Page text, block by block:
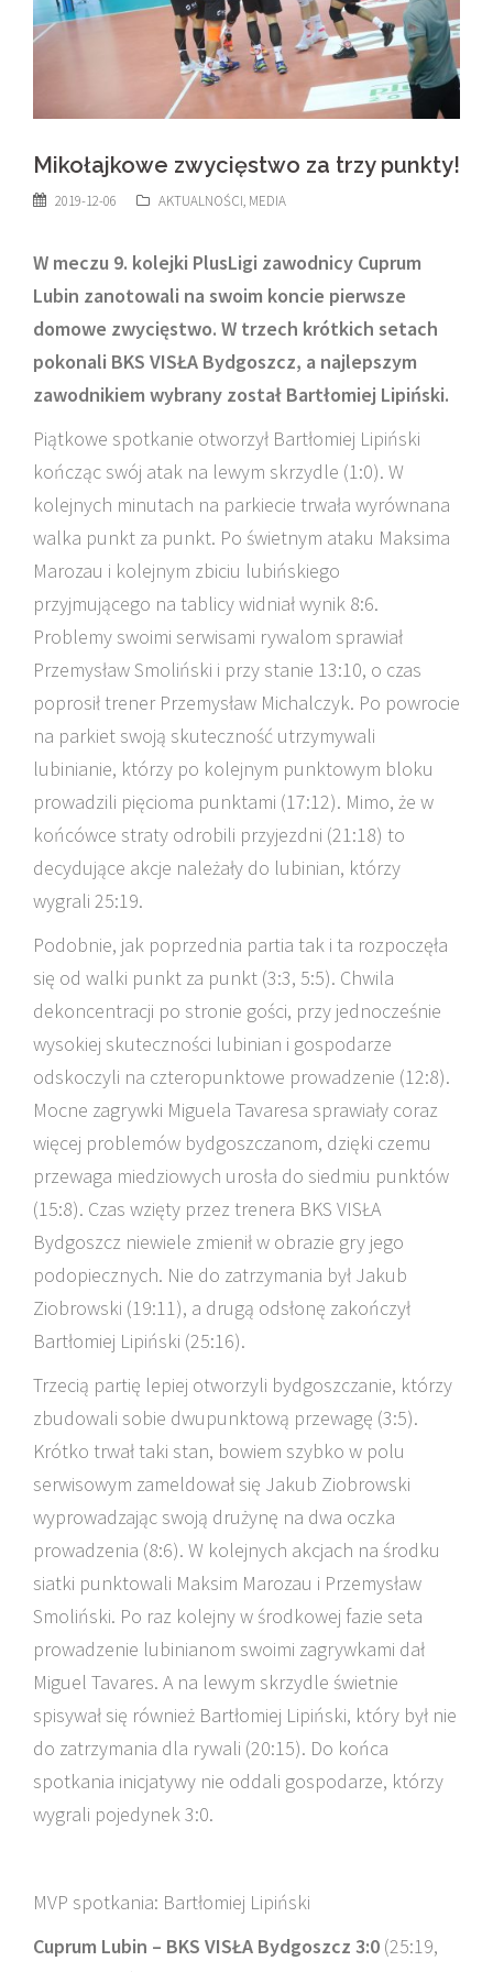
Mikołajkowe zwycięstwo za trzy punkty!
2019-12-06 AKTUALNOŚCI, MEDIA
W meczu 9. kolejki PlusLigi zawodnicy Cuprum
Lubin zanotowali na swoim koncie pierwsze
domowe zwycięstwo. W trzech krótkich setach
pokonali BKS VISŁA Bydgoszcz, a najlepszym
zawodnikiem wybrany został Bartłomiej Lipiński.
Piątkowe spotkanie otworzył Bartłomiej Lipiński
kończąc swój atak na lewym skrzydle (1:0). W
kolejnych minutach na parkiecie trwała wyrównana
walka punkt za punkt. Po świetnym ataku Maksima
Marozau i kolejnym zbiciu lubińskiego
przyjmującego na tablicy widniał wynik 8:6.
Problemy swoimi serwisami rywalom sprawiał
Przemysław Smoliński i przy stanie 13:10, o czas
poprosił trener Przemysław Michalczyk. Po powrocie
na parkiet swoją skuteczność utrzymywali
lubinianie, którzy po kolejnym punktowym bloku
prowadzili pięcioma punktami (17:12). Mimo, że w
końcówce straty odrobili przyjezdni (21:18) to
decydujące akcje należały do lubinian, którzy
wygrali 25:19.
Podobnie, jak poprzednia partia tak i ta rozpoczęła
się od walki punkt za punkt (3:3, 5:5). Chwila
dekoncentracji po stronie gości, przy jednocześnie
wysokiej skuteczności lubinian i gospodarze
odskoczyli na czteropunktowe prowadzenie (12:8).
Mocne zagrywki Miguela Tavaresa sprawiały coraz
więcej problemów bydgoszczanom, dzięki czemu
przewaga miedziowych urosła do siedmiu punktów
(15:8). Czas wzięty przez trenera BKS VISŁA
Bydgoszcz niewiele zmienił w obrazie gry jego
podopiecznych. Nie do zatrzymania był Jakub
Ziobrowski (19:11), a drugą odsłonę zakończył
Bartłomiej Lipiński (25:16).
Trzecią partię lepiej otworzyli bydgoszczanie, którzy
zbudowali sobie dwupunktową przewagę (3:5).
Krótko trwał taki stan, bowiem szybko w polu
serwisowym zameldował się Jakub Ziobrowski
wyprowadzając swoją drużynę na dwa oczka
prowadzenia (8:6). W kolejnych akcjach na środku
siatki punktowali Maksim Marozau i Przemysław
Smoliński. Po raz kolejny w środkowej fazie seta
prowadzenie lubinianom swoimi zagrywkami dał
Miguel Tavares. A na lewym skrzydle świetnie
spisywał się również Bartłomiej Lipiński, który był nie
do zatrzymania dla rywali (20:15). Do końca
spotkania inicjatywy nie oddali gospodarze, którzy
wygrali pojedynek 3:0.
MVP spotkania: Bartłomiej Lipiński
Cuprum Lubin – BKS VISŁA Bydgoszcz 3:0 (25:19,